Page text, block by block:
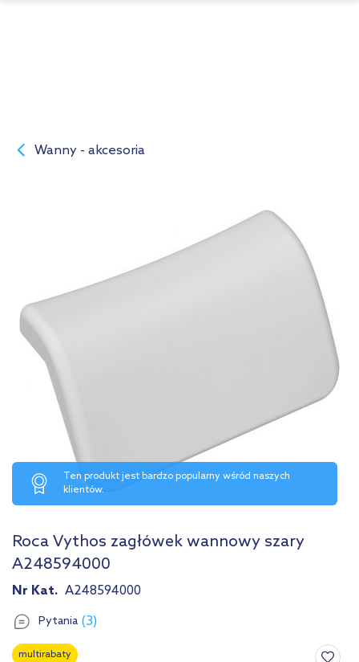
Wanny - akcesoria
Ten produkt jest bardzo popularny wśród naszych
klientów.
Roca Vythos zagłówek wannowy szary
A248594000
Nr Kat. A248594000
Pytania (3)
multirabaty